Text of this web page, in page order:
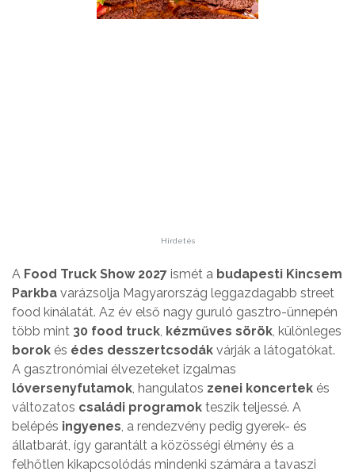
Hirdetés
A Food Truck Show 2027 ismét a budapesti Kincsem
Parkba varázsolja Magyarország leggazdagabb street
food kínálatát. Az év első nagy guruló gasztro-ünnepén
több mint 30 food truck, kézműves sörök, különleges
borok és édes desszertcsodák várják a látogatókat.
A gasztronómiai élvezeteket izgalmas
lóversenyfutamok, hangulatos zenei koncertek és
változatos családi programok teszik teljessé. A
belépés ingyenes, a rendezvény pedig gyerek- és
állatbarát, így garantált a közösségi élmény és a
felhőtlen kikapcsolódás mindenki számára a tavaszi